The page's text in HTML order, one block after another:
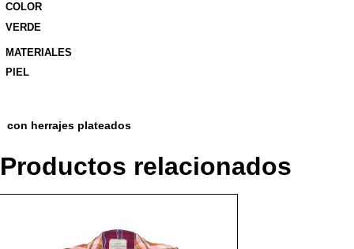
COLOR
VERDE
MATERIALES
PIEL
con herrajes plateados
Productos relacionados